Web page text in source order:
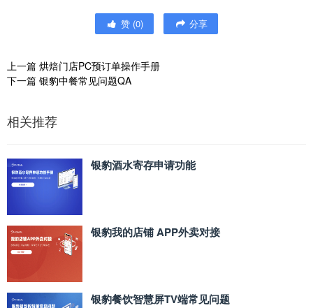
赞 (0) 分享
上一篇 烘焙门店PC预订单操作手册
下一篇 银豹中餐常见问题QA
相关推荐
银豹酒水寄存申请功能
银豹我的店铺 APP外卖对接
银豹餐饮智慧屏TV端常见问题